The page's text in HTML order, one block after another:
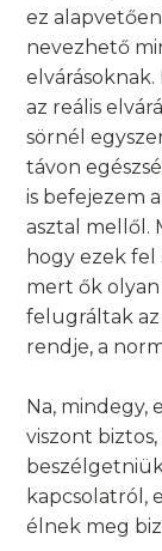
ez
nevezhető
az reális
sörnél
távon
is befejezem
asztal mellől.
hogy ezek
mert ők
felugráltak az
rendje, a
Na, mindegy,
viszont
kapcsolatról,
élnek meg